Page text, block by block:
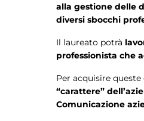
alla gestione delle
diversi sbocchi
Il laureato potrà
professionista che
Per acquisire
“carattere”
Comunicazione